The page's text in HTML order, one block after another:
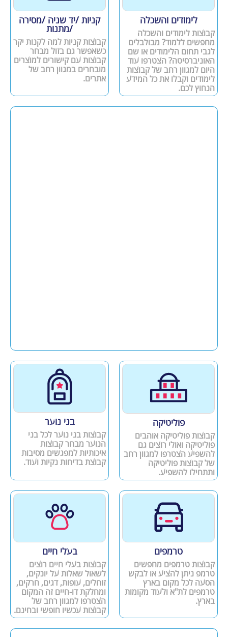
לימודים והשכלה
קבוצות לימודים והשכלה
מחפשים ללמוד? מבולבלים
לגבי תחום הלימודים או שם
האוניברסיטה? הצטרפו עוד
היום למגוון רחב של קבוצות
לימודים וקבלו את כל המידע
הנחוץ לכם.
קניות /יד שניה /מסירה
/מתנות
קבוצות קניות למה לקנות יקר
כשאפשר גם בזול מבחר
קבוצות עם קישורים למוצרים
מובחרים במגוון רחב של
אתרים.
פוליטיקה
קבוצות פוליטיקה אוהבים
פוליטיקה ואולי רוצים גם
להשפיע הצטרפו למגוון רחב
של קבוצות פוליטיקה
ותתחילו להשפיע.
בני נוער
קבוצות בני נוער לכל בני
הנוער מבחר קבוצות
איכותיות למפגשים מסיבות
קבוצת בדיחות נקיות ועוד.
טרמפים
קבוצות טרמפים מחפשים
טרמפ ניתן להציע או לבקש
הסעה לכל מקום בארץ
טרמפים לת"א ולעוד מקומות
בארץ.
בעלי חיים
קבוצות בעלי חיים רוצים
לשאול שאלות על יונקים,
זוחלים, עופות, דגים, חרקים,
ומחלקת דו-חיים זה המקום
הצטרפו למגוון רחב של
קבוצות עכשיו חופשי ובחינם.